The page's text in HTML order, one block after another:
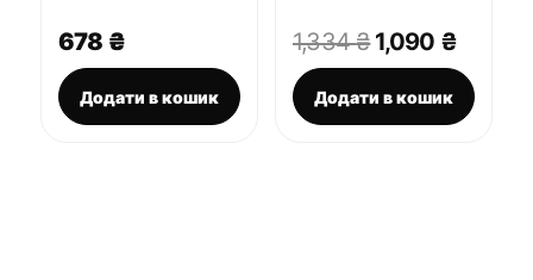
100 мл
678 ₴
Додати в кошик
1,334₴Оригінальна
ціна:
1,334 ₴.
1,090 ₴
ціна:
1,090
Додати в кошик